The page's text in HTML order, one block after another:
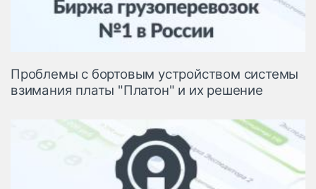
Проблемы с бортовым устройством системы
взимания платы "Платон" и их решение